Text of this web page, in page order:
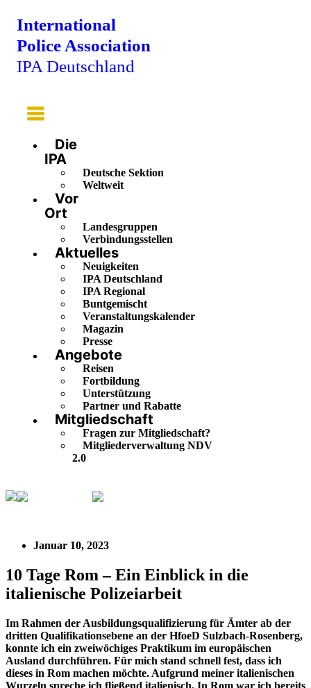
International
Police Association
IPA Deutschland
Main
Menu
Die
IPA
Deutsche Sektion
Weltweit
Vor
Ort
Landesgruppen
Verbindungsstellen
Aktuelles
Neuigkeiten
IPA Deutschland
IPA Regional
Buntgemischt
Veranstaltungskalender
Magazin
Presse
Angebote
Reisen
Fortbildung
Unterstützung
Partner und Rabatte
Mitgliedschaft
Fragen zur Mitgliedschaft?
Mitgliederverwaltung NDV
2.0
Januar 10, 2023
10 Tage Rom – Ein Einblick in die
italienische Polizeiarbeit
Im Rahmen der Ausbildungsqualifizierung für Ämter ab der
dritten Qualifikationsebene an der HfoeD Sulzbach-Rosenberg,
konnte ich ein zweiwöchiges Praktikum im europäischen
Ausland durchführen. Für mich stand schnell fest, dass ich
dieses in Rom machen möchte. Aufgrund meiner italienischen
Wurzeln spreche ich fließend italienisch. In Rom war ich bereits